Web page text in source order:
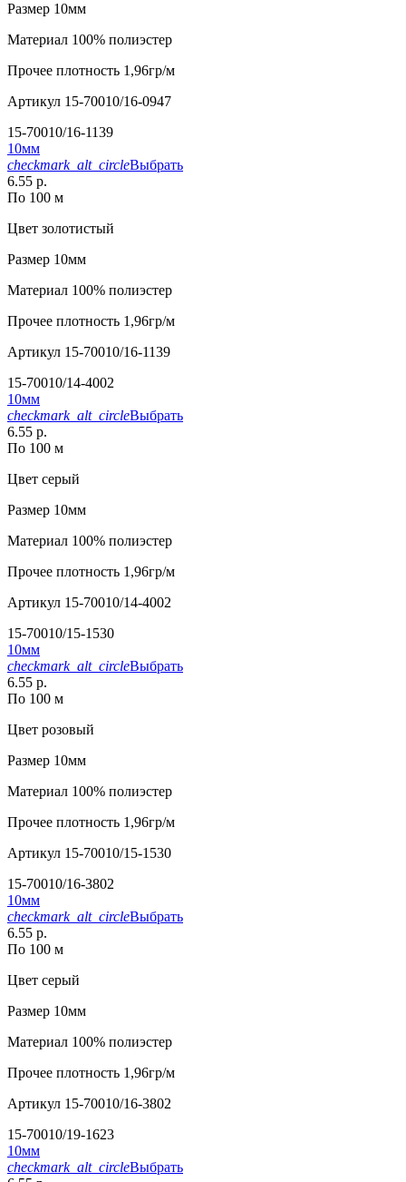
Размер 10мм
Материал 100% полиэстер
Прочее плотность 1,96гр/м
Артикул 15-70010/16-0947
15-70010/16-1139
10мм
checkmark_alt_circleВыбрать
6.55 р.
По 100 м
Цвет золотистый
Размер 10мм
Материал 100% полиэстер
Прочее плотность 1,96гр/м
Артикул 15-70010/16-1139
15-70010/14-4002
10мм
checkmark_alt_circleВыбрать
6.55 р.
По 100 м
Цвет серый
Размер 10мм
Материал 100% полиэстер
Прочее плотность 1,96гр/м
Артикул 15-70010/14-4002
15-70010/15-1530
10мм
checkmark_alt_circleВыбрать
6.55 р.
По 100 м
Цвет розовый
Размер 10мм
Материал 100% полиэстер
Прочее плотность 1,96гр/м
Артикул 15-70010/15-1530
15-70010/16-3802
10мм
checkmark_alt_circleВыбрать
6.55 р.
По 100 м
Цвет серый
Размер 10мм
Материал 100% полиэстер
Прочее плотность 1,96гр/м
Артикул 15-70010/16-3802
15-70010/19-1623
10мм
checkmark_alt_circleВыбрать